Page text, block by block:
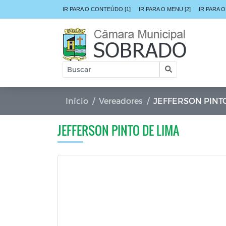
IR PARA O CONTEÚDO [1] IR PARA O MENU [2] IR PARA
Início Vereadores JEFFERSON
JEFFERSON PINTO DE LIMA